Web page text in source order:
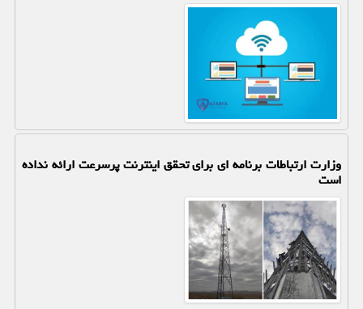
وزارت ارتباطات برنامه ای برای تحقق اینترنت پرسرعت ارائه نداده
است